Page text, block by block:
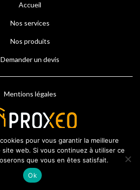
Accueil
Nos services
Nos produits
Demander un devis
Mentions légales
pour vous garantir la meilleure
web. Si vous continuez à utiliser ce
que vous en êtes satisfait.
Ok